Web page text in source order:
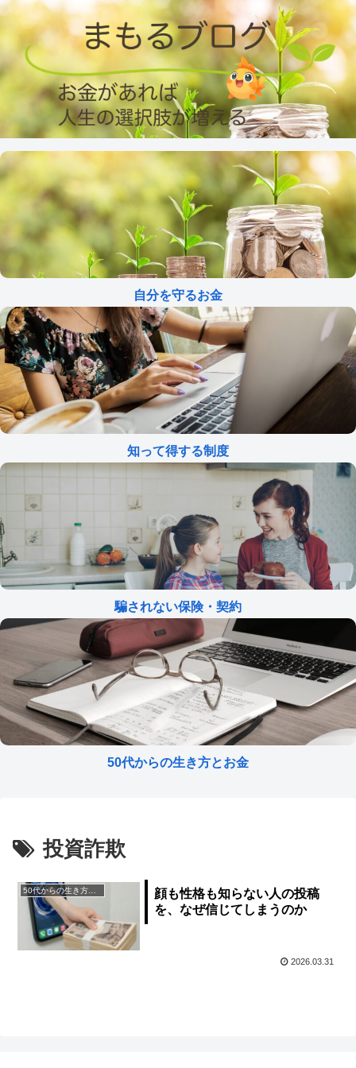
自分を守るお金
知って得する制度
騙されない保険・契約
50代からの生き方とお金
投資詐欺
50代からの生き方とお金
顔も性格も知らない人の投稿
を、なぜ信じてしまうのか
2026.03.31